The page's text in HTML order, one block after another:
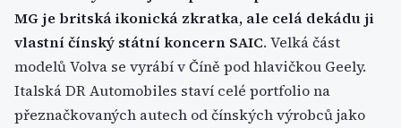
MG je britská ikonická zkratka, ale celá dekádu ji
vlastní čínský státní koncern SAIC. Velká část
modelů Volva se vyrábí v Číně pod hlavičkou Geely.
Italská DR Automobiles staví celé portfolio na
přeznačkovaných autech od čínských výrobců jako